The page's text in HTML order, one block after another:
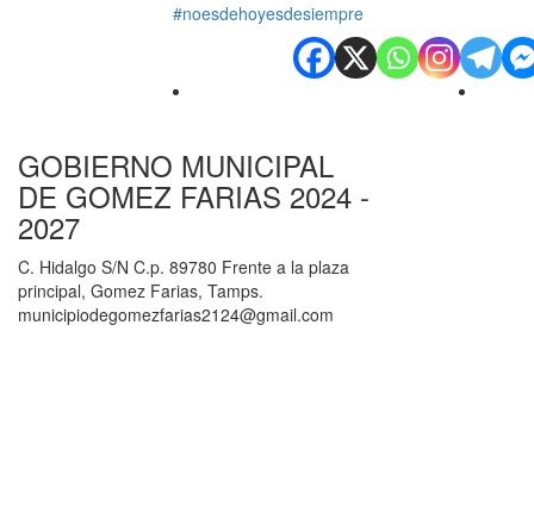
#noesdehoyesdesiempre
GOBIERNO MUNICIPAL
DE GOMEZ FARIAS 2024 -
2027
C. Hidalgo S/N C.p. 89780 Frente a la plaza
principal, Gomez Farias, Tamps.
municipiodegomezfarias2124@gmail.com